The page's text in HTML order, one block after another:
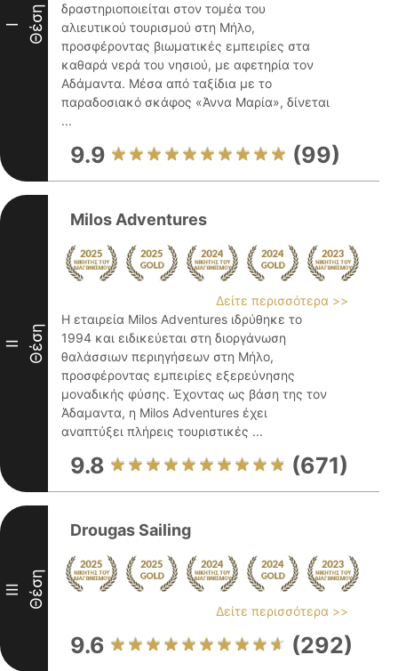
I Θέση
δραστηριοποιείται στον τομέα του
αλιευτικού τουρισμού στη Μήλο,
προσφέροντας βιωματικές εμπειρίες στα
καθαρά νερά του νησιού, με αφετηρία τον
Αδάμαντα. Μέσα από ταξίδια με το
παραδοσιακό σκάφος «Άννα Μαρία», δίνεται
...
9.9 (99)
II Θέση
Milos Adventures
Δείτε περισσότερα >>
Η εταιρεία Milos Adventures ιδρύθηκε το
1994 και ειδικεύεται στη διοργάνωση
θαλάσσιων περιηγήσεων στη Μήλο,
προσφέροντας εμπειρίες εξερεύνησης
μοναδικής φύσης. Έχοντας ως βάση της τον
Άδαμαντα, η Milos Adventures έχει
αναπτύξει πλήρεις τουριστικές ...
9.8 (671)
III Θέση
Drougas Sailing
Δείτε περισσότερα >>
9.6 (292)